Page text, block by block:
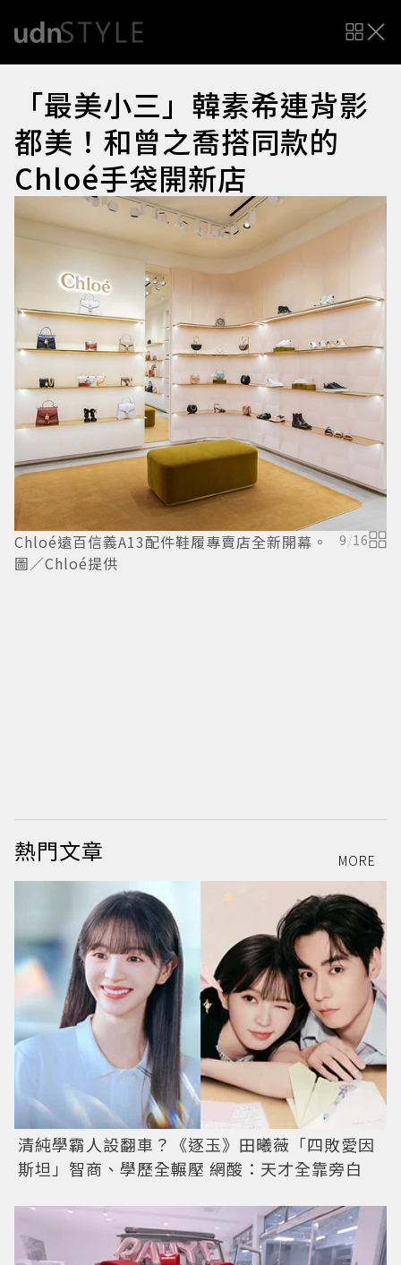
「最美小三」韓素希連背影
都美！和曾之喬搭同款的
Chloé手袋開新店
Chloé遠百信義A13配件鞋履專賣店全新開幕。
圖／Chloé提供
9/16
熱門文章 MORE
清純學霸人設翻車？《逐玉》田曦薇「四敗愛因
斯坦」智商、學歷全輾壓 網酸：天才全靠旁白